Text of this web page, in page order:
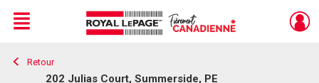
Live
En Direct
Menu
Retour
202 Julias Court, Summerside, PE